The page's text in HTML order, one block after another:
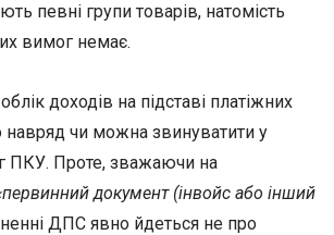
певні групи товарів, натомість
вимог немає.
доходів на підставі платіжних
навряд чи можна звинуватити у
ПКУ. Проте, зважаючи на
документ (інвойс або інший
ДПС явно йдеться не про